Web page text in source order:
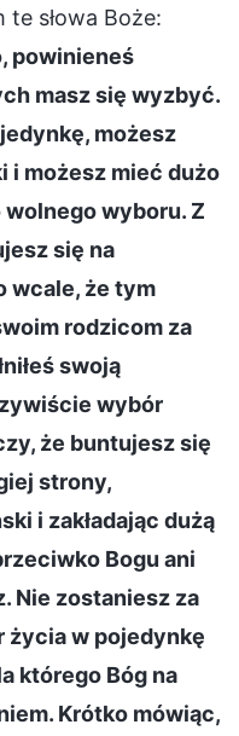
te słowa Boże:
powinieneś
masz się wyzbyć.
możesz
i możesz mieć dużo
wyboru. Z
się na
wcale, że tym
rodzicom za
swoją
wybór
że buntujesz się
strony,
i zakładając dużą
Bogu ani
Nie zostaniesz za
życia w pojedynkę
którego Bóg na
Krótko mówiąc,